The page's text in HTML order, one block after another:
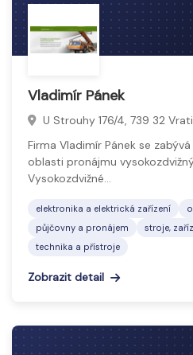
Vladimír Pánek
U Strouhy 176/4, 739 32
Firma Vladimír Pánek se
oblasti pronájmu
Vysokozdvižné…
elektronika a elektrická zařízení
půjčovny a pronájem
stroje,
technika a přístroje
Zobrazit detail